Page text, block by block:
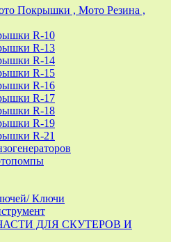
Покрышки , Мото Резина ,
R-10
R-13
R-14
R-15
R-16
R-17
R-18
R-19
R-21
Ключи
ДЛЯ СКУТЕРОВ И